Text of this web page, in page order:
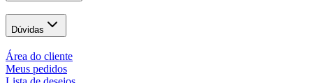
Dúvidas
Área do cliente
Meus pedidos